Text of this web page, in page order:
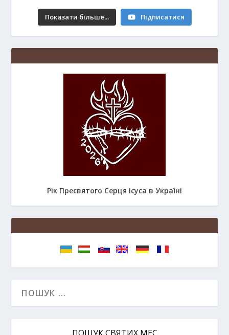
Показати більше... Підписатися
Рік Пресвятого Серця Ісуса в Україні